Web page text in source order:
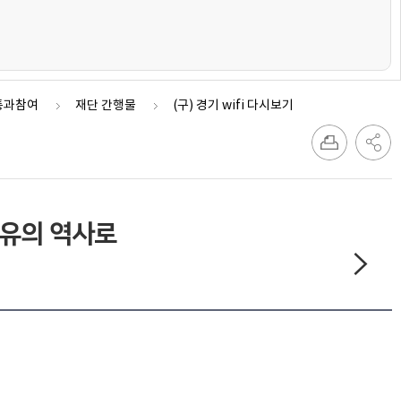
참여 재단 간행물 (구) 경기 wifi 다시보기
의 역사로